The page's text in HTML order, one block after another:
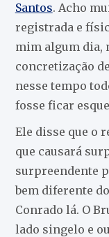
Santos. Acho
registrada e
mim algum dia,
concretização
nesse tempo
fosse ficar
Ele disse que o
que causará
surpreendente
bem diferente
Conrado lá. O
lado singelo e